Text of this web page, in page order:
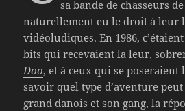
sa bande de chasseurs
naturellement eu le droit à leur
vidéoludiques. En 1986,
bits qui recevaient la leur,
Doo, et à ceux qui se poseraient
savoir quel type d’aventure
grand danois et son gang, la